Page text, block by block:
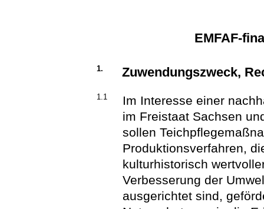
EMFAF-
1. Zuwendungszweck,
1.1
Im Interesse einer
im Freistaat Sachsen
sollen
Produktionsverfahren,
kulturhistorisch
Verbesserung der
ausgerichtet sind,